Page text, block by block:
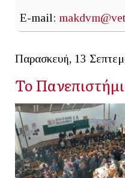
E-mail:
Παρασκευή, 13
Το